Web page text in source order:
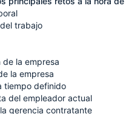
trabajo
de la empresa
la empresa
tiempo definido
del empleador actual
gerencia contratante